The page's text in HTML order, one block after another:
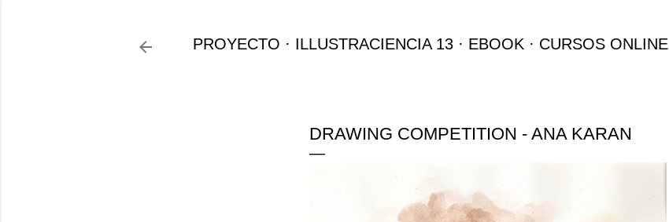
PROYECTO ILLUSTRACIENCIA 13 EBOOK CURSOS ONLINE
DRAWING COMPETITION - ANA KARAN